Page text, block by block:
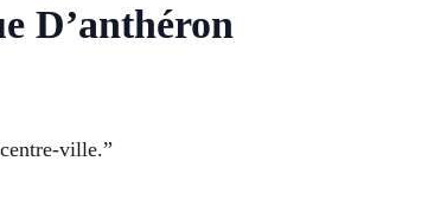
D’anthéron
ville.”